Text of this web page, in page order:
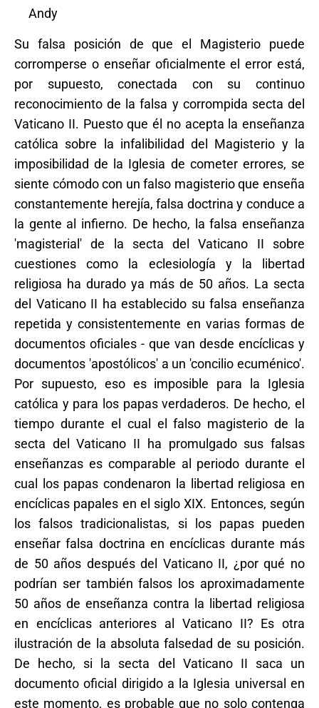
Andy
Su falsa posición de que el Magisterio puede
corromperse o enseñar oficialmente el error está,
por supuesto, conectada con su continuo
reconocimiento de la falsa y corrompida secta del
Vaticano II. Puesto que él no acepta la enseñanza
católica sobre la infalibilidad del Magisterio y la
imposibilidad de la Iglesia de cometer errores, se
siente cómodo con un falso magisterio que enseña
constantemente herejía, falsa doctrina y conduce a
la gente al infierno. De hecho, la falsa enseñanza
'magisterial' de la secta del Vaticano II sobre
cuestiones como la eclesiología y la libertad
religiosa ha durado ya más de 50 años. La secta
del Vaticano II ha establecido su falsa enseñanza
repetida y consistentemente en varias formas de
documentos oficiales - que van desde encíclicas y
documentos 'apostólicos' a un 'concilio ecuménico'.
Por supuesto, eso es imposible para la Iglesia
católica y para los papas verdaderos. De hecho, el
tiempo durante el cual el falso magisterio de la
secta del Vaticano II ha promulgado sus falsas
enseñanzas es comparable al periodo durante el
cual los papas condenaron la libertad religiosa en
encíclicas papales en el siglo XIX. Entonces, según
los falsos tradicionalistas, si los papas pueden
enseñar falsa doctrina en encíclicas durante más
de 50 años después del Vaticano II, ¿por qué no
podrían ser también falsos los aproximadamente
50 años de enseñanza contra la libertad religiosa
en encíclicas anteriores al Vaticano II? Es otra
ilustración de la absoluta falsedad de su posición.
De hecho, si la secta del Vaticano II saca un
documento oficial dirigido a la Iglesia universal en
este momento, es probable que no solo contenga